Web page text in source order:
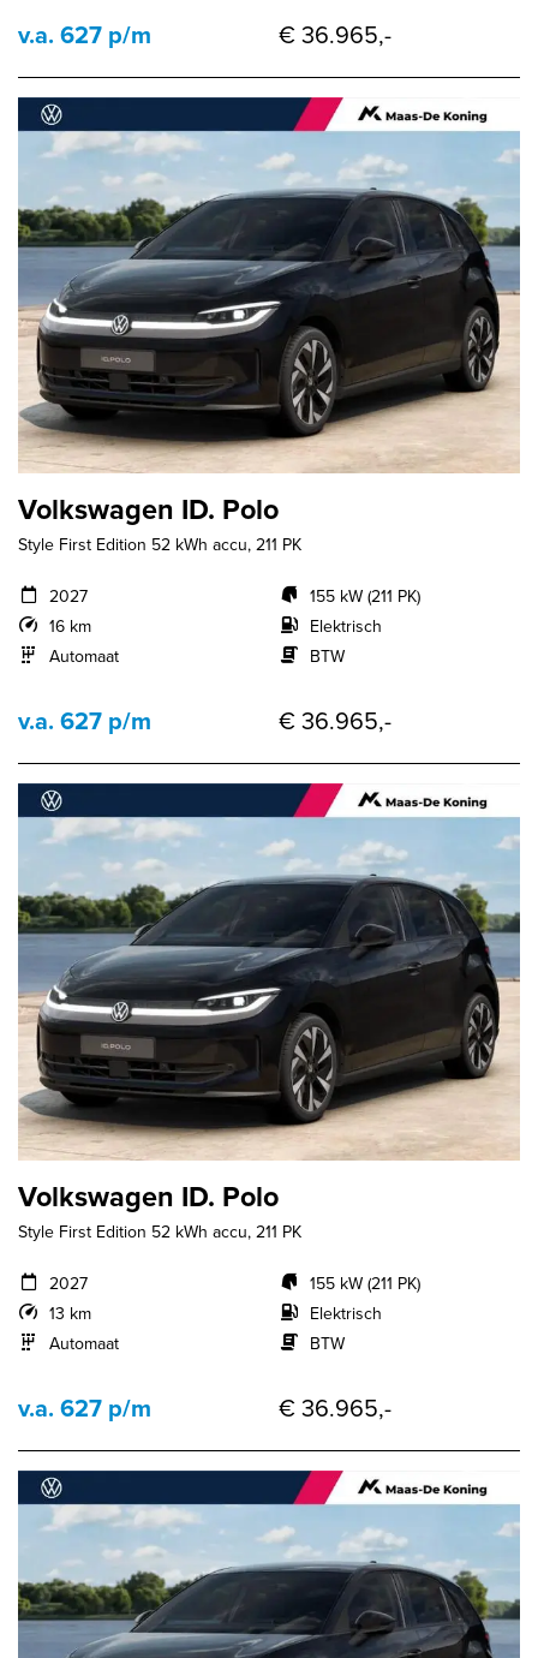
v.a. 627 p/m € 36.965,-
Volkswagen ID. Polo
Style First Edition 52 kWh accu, 211 PK
2027
16 km
Automaat
155 kW (211 PK)
Elektrisch
BTW
v.a. 627 p/m € 36.965,-
Volkswagen ID. Polo
Style First Edition 52 kWh accu, 211 PK
2027
13 km
Automaat
155 kW (211 PK)
Elektrisch
BTW
v.a. 627 p/m € 36.965,-